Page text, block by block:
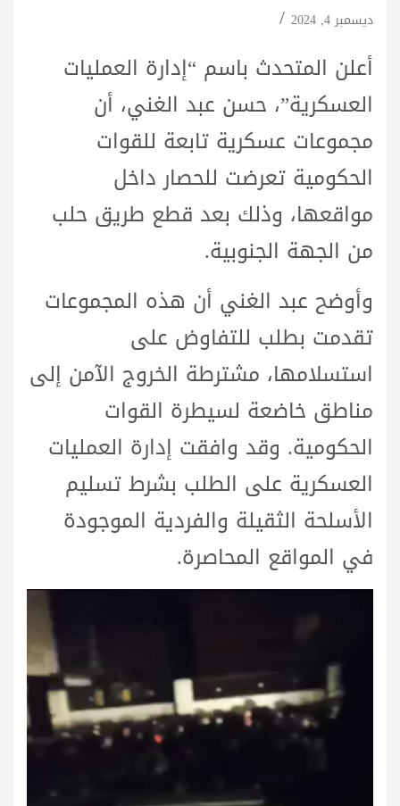
ديسمبر 4, 2024
أعلن المتحدث باسم “إدارة العمليات
العسكرية”، حسن عبد الغني، أن
مجموعات عسكرية تابعة للقوات
الحكومية تعرضت للحصار داخل
مواقعها، وذلك بعد قطع طريق حلب
من الجهة الجنوبية.
وأوضح عبد الغني أن هذه المجموعات
تقدمت بطلب للتفاوض على
استسلامها، مشترطة الخروج الآمن إلى
مناطق خاضعة لسيطرة القوات
الحكومية. وقد وافقت إدارة العمليات
العسكرية على الطلب بشرط تسليم
الأسلحة الثقيلة والفردية الموجودة
في المواقع المحاصرة.
مشغل
الفيديو